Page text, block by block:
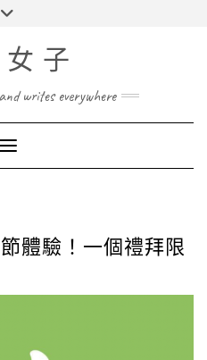
子
writes everywhere
Toggle Navigation
體驗！一個禮拜限